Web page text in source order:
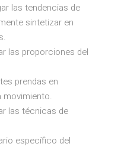
las tendencias de
sintetizar en
las proporciones del
prendas en
movimiento.
las técnicas de
específico del